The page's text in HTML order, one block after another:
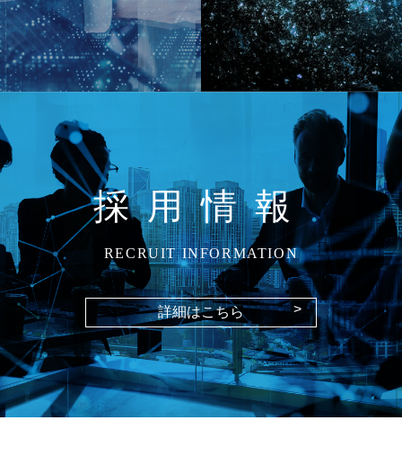
採用情報
RECRUIT INFORMATION
詳細はこちら >